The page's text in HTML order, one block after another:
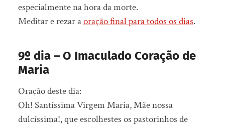
especialmente na hora da morte.
Meditar e rezar aoração final para todos os dias.
9º dia – O Imaculado Coração de
Maria
Oração deste dia:
Oh! Santíssima Virgem Maria, Mãe nossa
dulcíssima!, que escolhestes os pastorinhos de